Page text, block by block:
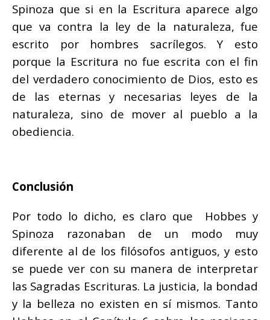
Spinoza que si en la Escritura aparece algo
que va contra la ley de la naturaleza, fue
escrito por hombres sacrílegos. Y esto
porque la Escritura no fue escrita con el fin
del verdadero conocimiento de Dios, esto es
de las eternas y necesarias leyes de la
naturaleza, sino de mover al pueblo a la
obediencia.
Conclusión
Por todo lo dicho, es claro que Hobbes y
Spinoza razonaban de un modo muy
diferente al de los filósofos antiguos, y esto
se puede ver con su manera de interpretar
las Sagradas Escrituras. La justicia, la bondad
y la belleza no existen en sí mismos. Tanto